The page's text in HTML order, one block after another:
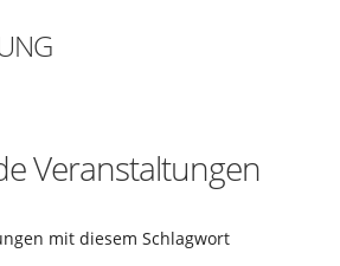
Veranstaltungen
mit diesem Schlagwort